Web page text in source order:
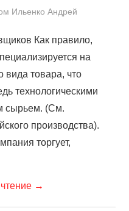
Ильенко Андрей
Как правило,
на
вида товара, что
технологическими
сырьем. (См.
производства).
торгует,
→